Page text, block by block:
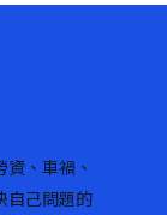
、車禍、
自己問題的